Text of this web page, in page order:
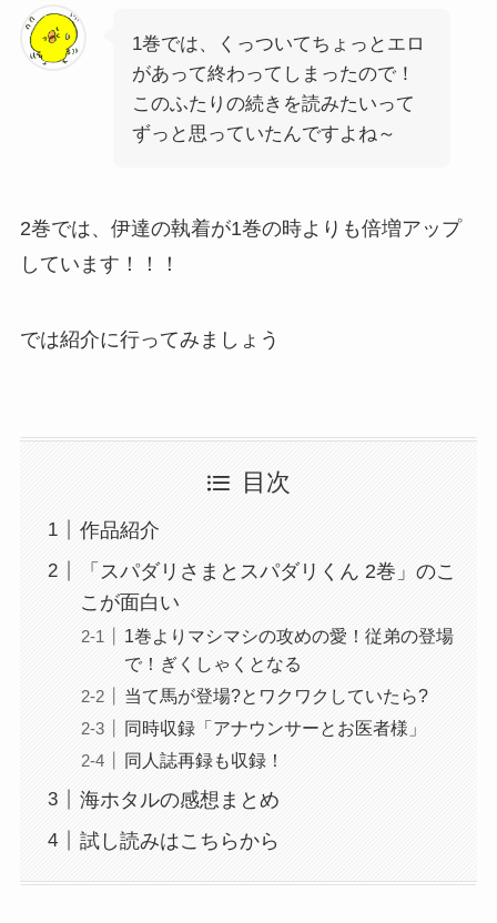
1巻では、くっついてちょっとエロ
があって終わってしまったので！
このふたりの続きを読みたいって
ずっと思っていたんですよね～
2巻では、伊達の執着が1巻の時よりも倍増アップ
しています！！！
では紹介に行ってみましょう
目次
作品紹介
「スパダリさまとスパダリくん 2巻」のこ
こが面白い
1巻よりマシマシの攻めの愛！従弟の登場
で！ぎくしゃくとなる
当て馬が登場?とワクワクしていたら?
同時収録「アナウンサーとお医者様」
同人誌再録も収録！
海ホタルの感想まとめ
試し読みはこちらから